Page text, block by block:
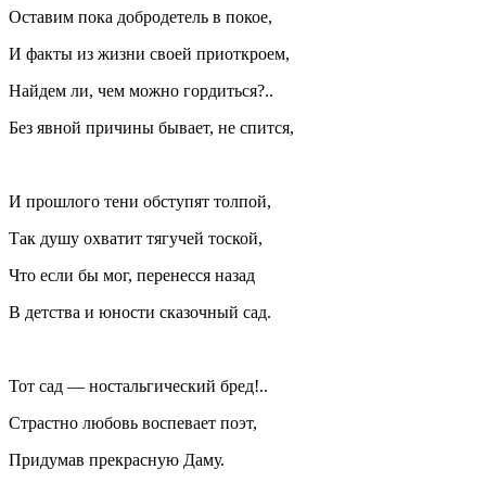
Оставим пока добродетель в покое,
И факты из жизни своей приоткроем,
Найдем ли, чем можно гордиться?..
Без явной причины бывает, не спится,
И прошлого тени обступят толпой,
Так душу охватит тягучей тоской,
Что если бы мог, перенесся назад
В детства и юности сказочный сад.
Тот сад — ностальгический бред!..
Страстно любовь воспевает поэт,
Придумав прекрасную Даму.